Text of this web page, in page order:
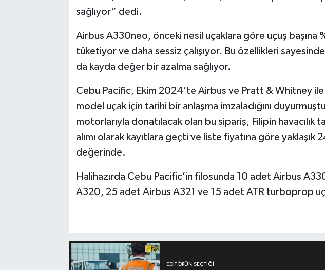
sağlıyor” dedi.
Airbus A330neo, önceki nesil uçaklara göre uçuş başına
tüketiyor ve daha sessiz çalışıyor. Bu özellikleri
da kayda değer bir azalma sağlıyor.
Cebu Pacific, Ekim 2024’te Airbus ve Pratt & Whitney
model uçak için tarihi bir anlaşma imzaladığını
motorlarıyla donatılacak olan bu sipariş, Filipin havacılık
alımı olarak kayıtlara geçti ve liste fiyatına göre yaklaşık
değerinde.
Halihazırda Cebu Pacific’in filosunda 10 adet Airbus
A320, 25 adet Airbus A321 ve 15 adet ATR turboprop
EDITÖRÜN SEÇTIĞI